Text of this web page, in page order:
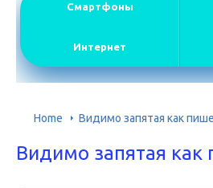
Смартфоны
Интернет
Home Видимо запятая как
Видимо запятая как